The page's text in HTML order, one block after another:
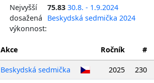
Nejvyšší
dosažená
výkonnost:
75.83 30.8. - 1.9.2024
Beskydská sedmička 2024
Akce Ročník #
Beskydská sedmička 2025
230